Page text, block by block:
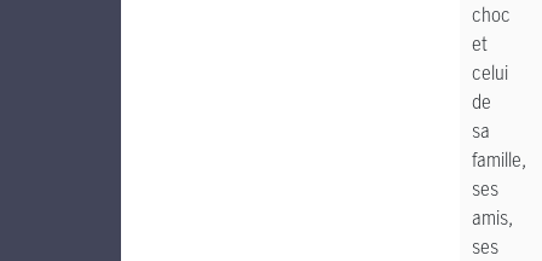
choc
et
celui
de
sa
famille,
ses
amis,
ses